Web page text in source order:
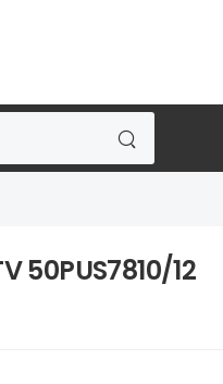
50PUS7810/12